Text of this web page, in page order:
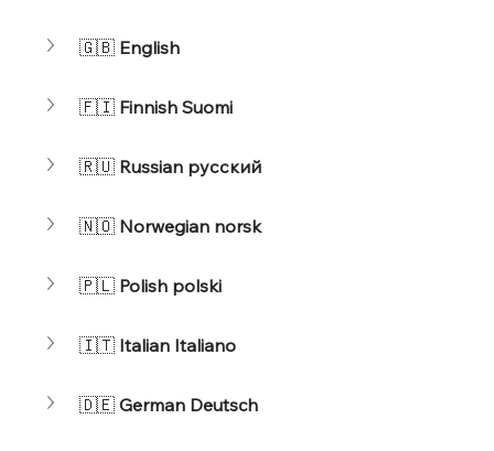
🇬🇧 English
🇫🇮 Finnish Suomi
🇷🇺 Russian русский
🇳🇴 Norwegian norsk
🇵🇱 Polish polski
🇮🇹 Italian Italiano
🇩🇪 German Deutsch